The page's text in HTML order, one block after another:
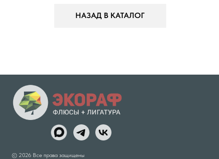
НАЗАД В КАТАЛОГ
© 2026 Все права защищены